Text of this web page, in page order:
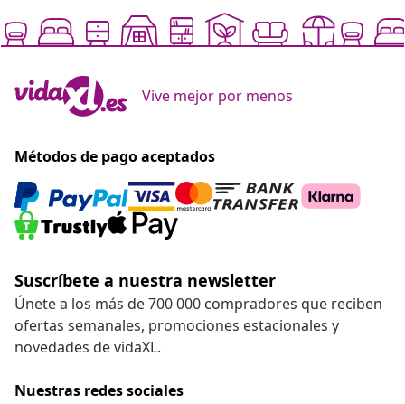
Vive mejor por menos
Métodos de pago aceptados
Suscríbete a nuestra newsletter
Únete a los más de 700 000 compradores que reciben
ofertas semanales, promociones estacionales y
novedades de vidaXL.
Nuestras redes sociales